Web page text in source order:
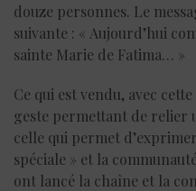
douze personnes. Le
suivante : « Aujourd’hui
sainte Marie de Fatima… »
Ce qui est vendu, avec
geste permettant de relier
celle qui permet
spéciale » et la
ont lancé la chaîne et la